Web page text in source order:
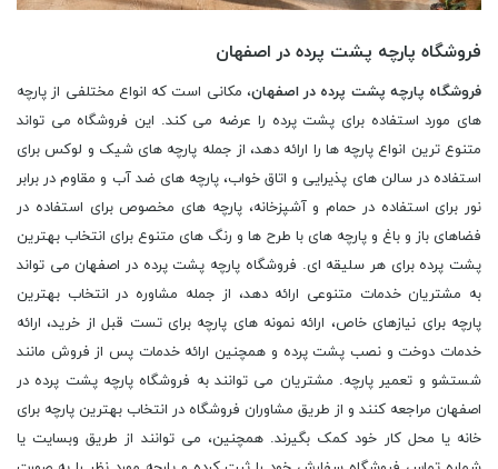
فروشگاه پارچه پشت پرده در اصفهان
فروشگاه پارچه پشت پرده در اصفهان، مکانی است که انواع مختلفی از پارچه
های مورد استفاده برای پشت پرده را عرضه می کند. این فروشگاه می تواند
متنوع ترین انواع پارچه ها را ارائه دهد، از جمله پارچه های شیک و لوکس برای
استفاده در سالن های پذیرایی و اتاق خواب، پارچه های ضد آب و مقاوم در برابر
نور برای استفاده در حمام و آشپزخانه، پارچه های مخصوص برای استفاده در
فضاهای باز و باغ و پارچه های با طرح ها و رنگ های متنوع برای انتخاب بهترین
پشت پرده برای هر سلیقه ای. فروشگاه پارچه پشت پرده در اصفهان می تواند
به مشتریان خدمات متنوعی ارائه دهد، از جمله مشاوره در انتخاب بهترین
پارچه برای نیازهای خاص، ارائه نمونه های پارچه برای تست قبل از خرید، ارائه
خدمات دوخت و نصب پشت پرده و همچنین ارائه خدمات پس از فروش مانند
شستشو و تعمیر پارچه. مشتریان می توانند به فروشگاه پارچه پشت پرده در
اصفهان مراجعه کنند و از طریق مشاوران فروشگاه در انتخاب بهترین پارچه برای
خانه یا محل کار خود کمک بگیرند. همچنین، می توانند از طریق وبسایت یا